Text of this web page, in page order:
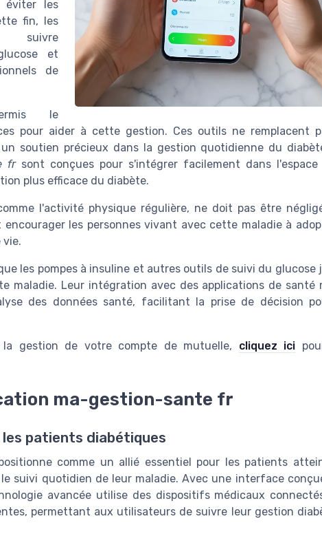
éviter les
fin, les
suivre
et
de
le
pour aider à cette gestion. Ces outils ne remplacent
soutien précieux dans la gestion quotidienne du
frsont conçues pour s'intégrer facilement dans l'espace
plus efficace du diabète.
l'activité physique régulière, ne doit pas être
les personnes vivant avec cette maladie à
vie.
les pompes à insuline et autres outils de suivi du glucose
maladie. Leur intégration avec des applications de santé
des données santé, facilitant la prise de décision
gestion de votre compte de mutuelle, cliquez ici
ma-gestion-sante fr
patients diabétiques
comme un allié essentiel pour les patients
suivi quotidien de leur maladie. Avec une interface
avancée utilise des dispositifs médicaux
permettant aux utilisateurs de suivre leur gestion